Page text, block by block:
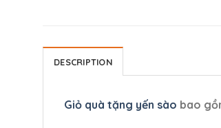
DESCRIPTION
Giỏ quà tặng yến sào bao